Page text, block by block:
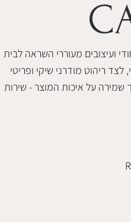
ועיצובים מעוררי השראה לבית
לצד ריהוט מודרני שיקי ופריטי
שמירה על איכות המוצר - שירות